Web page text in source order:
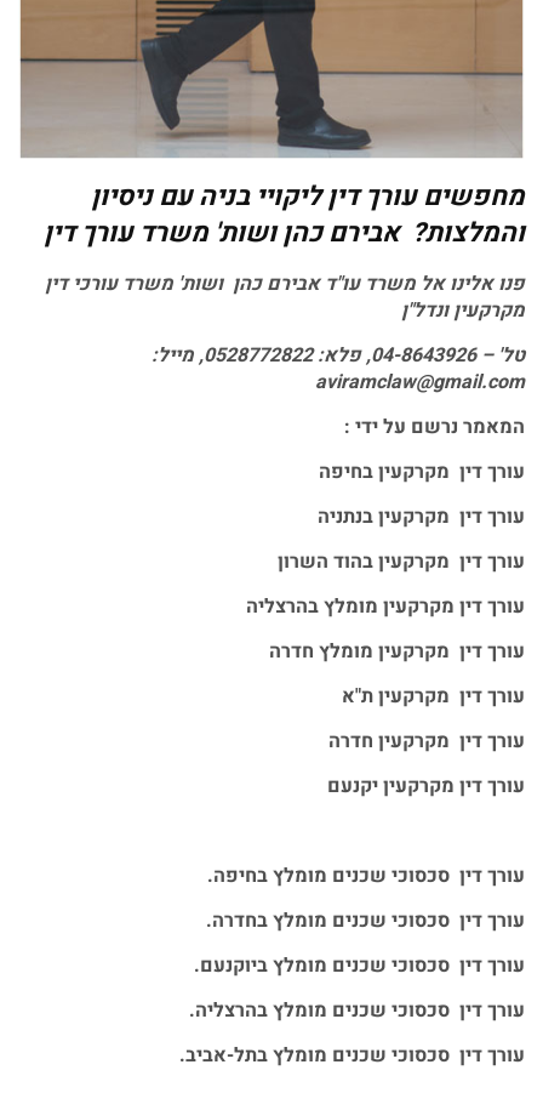
מחפשיםעורך דין ליקויי בניה עם ניסיון
והמלצות? אבירם כהן ושות' משרד עורך דין
פנו אלינו אל משרד עו"ד אבירם כהן ושות' משרד עורכי דין
מקרקעין ונדל"ן
טל' – 04-8643926, פלא: 0528772822, מייל:
aviramclaw@gmail.com
המאמר נרשם על ידי :
עורך דין מקרקעין בחיפה
עורך דין מקרקעין בנתניה
עורך דין מקרקעין בהוד השרון
עורך דין מקרקעין מומלץ בהרצליה
עורך דין מקרקעין מומלץ חדרה
עורך דין מקרקעין ת"א
עורך דין מקרקעין חדרה
עורך דין מקרקעין יקנעם
עורך דין סכסוכי שכנים מומלץ בחיפה.
עורך דין סכסוכי שכנים מומלץ בחדרה.
עורך דין סכסוכי שכנים מומלץ ביוקנעם.
עורך דין סכסוכי שכנים מומלץ בהרצליה.
עורך דין סכסוכי שכנים מומלץ בתל-אביב.